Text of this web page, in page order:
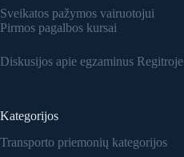
Sveikatos pažymos vairuotojui
Pirmos pagalbos kursai
Diskusijos apie egzaminus Regitroje
Kategorijos
Transporto priemonių kategorijos